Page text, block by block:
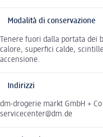
Modalità di conservazione
Tenere fuori dalla portata dei
calore, superfici calde,
accensione.
Indirizzi
dm-drogerie markt GmbH +
servicecenter@dm.de